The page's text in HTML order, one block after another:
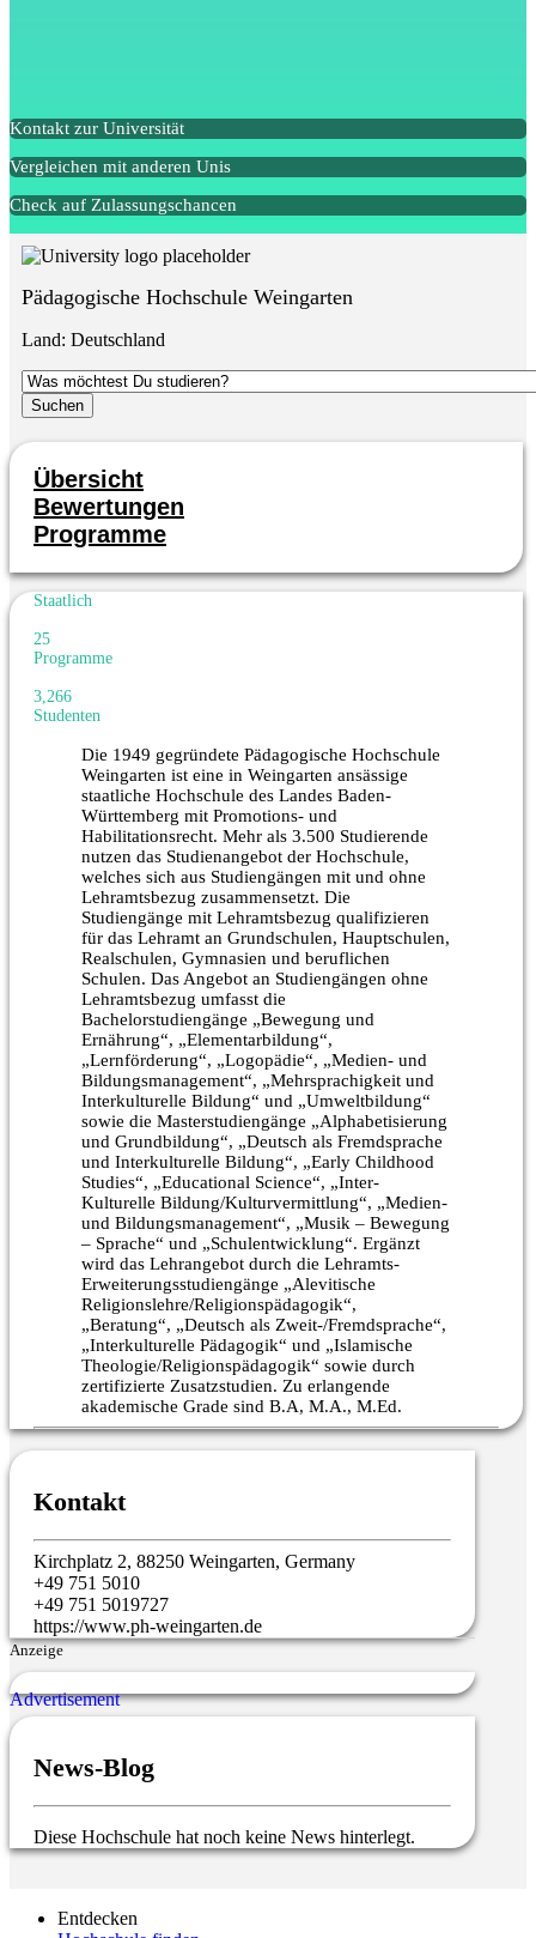
Kontakt zur Universität
Vergleichen mit anderen Unis
Check auf Zulassungschancen
Pädagogische Hochschule Weingarten
Land: Deutschland
Übersicht
Bewertungen
Programme
Staatlich
25
Programme
3,266
Studenten
Die 1949 gegründete Pädagogische Hochschule
Weingarten ist eine in Weingarten ansässige
staatliche Hochschule des Landes Baden-
Württemberg mit Promotions- und
Habilitationsrecht. Mehr als 3.500 Studierende
nutzen das Studienangebot der Hochschule,
welches sich aus Studiengängen mit und ohne
Lehramtsbezug zusammensetzt. Die
Studiengänge mit Lehramtsbezug qualifizieren
für das Lehramt an Grundschulen, Hauptschulen,
Realschulen, Gymnasien und beruflichen
Schulen. Das Angebot an Studiengängen ohne
Lehramtsbezug umfasst die
Bachelorstudiengänge „Bewegung und
Ernährung“, „Elementarbildung“,
„Lernförderung“, „Logopädie“, „Medien- und
Bildungsmanagement“, „Mehrsprachigkeit und
Interkulturelle Bildung“ und „Umweltbildung“
sowie die Masterstudiengänge „Alphabetisierung
und Grundbildung“, „Deutsch als Fremdsprache
und Interkulturelle Bildung“, „Early Childhood
Studies“, „Educational Science“, „Inter-
Kulturelle Bildung/Kulturvermittlung“, „Medien-
und Bildungsmanagement“, „Musik – Bewegung
– Sprache“ und „Schulentwicklung“. Ergänzt
wird das Lehrangebot durch die Lehramts-
Erweiterungsstudiengänge „Alevitische
Religionslehre/Religionspädagogik“,
„Beratung“, „Deutsch als Zweit-/Fremdsprache“,
„Interkulturelle Pädagogik“ und „Islamische
Theologie/Religionspädagogik“ sowie durch
zertifizierte Zusatzstudien. Zu erlangende
akademische Grade sind B.A, M.A., M.Ed.
Kontakt
Kirchplatz 2, 88250 Weingarten, Germany
+49 751 5010
+49 751 5019727
https://www.ph-weingarten.de
Anzeige
News-Blog
Diese Hochschule hat noch keine News hinterlegt.
Entdecken